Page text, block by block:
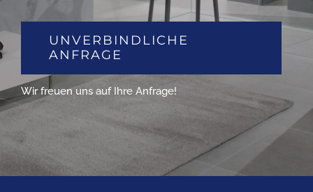
UNVERBINDLICHE
ANFRAGE
Wir freuen uns auf Ihre Anfrage!